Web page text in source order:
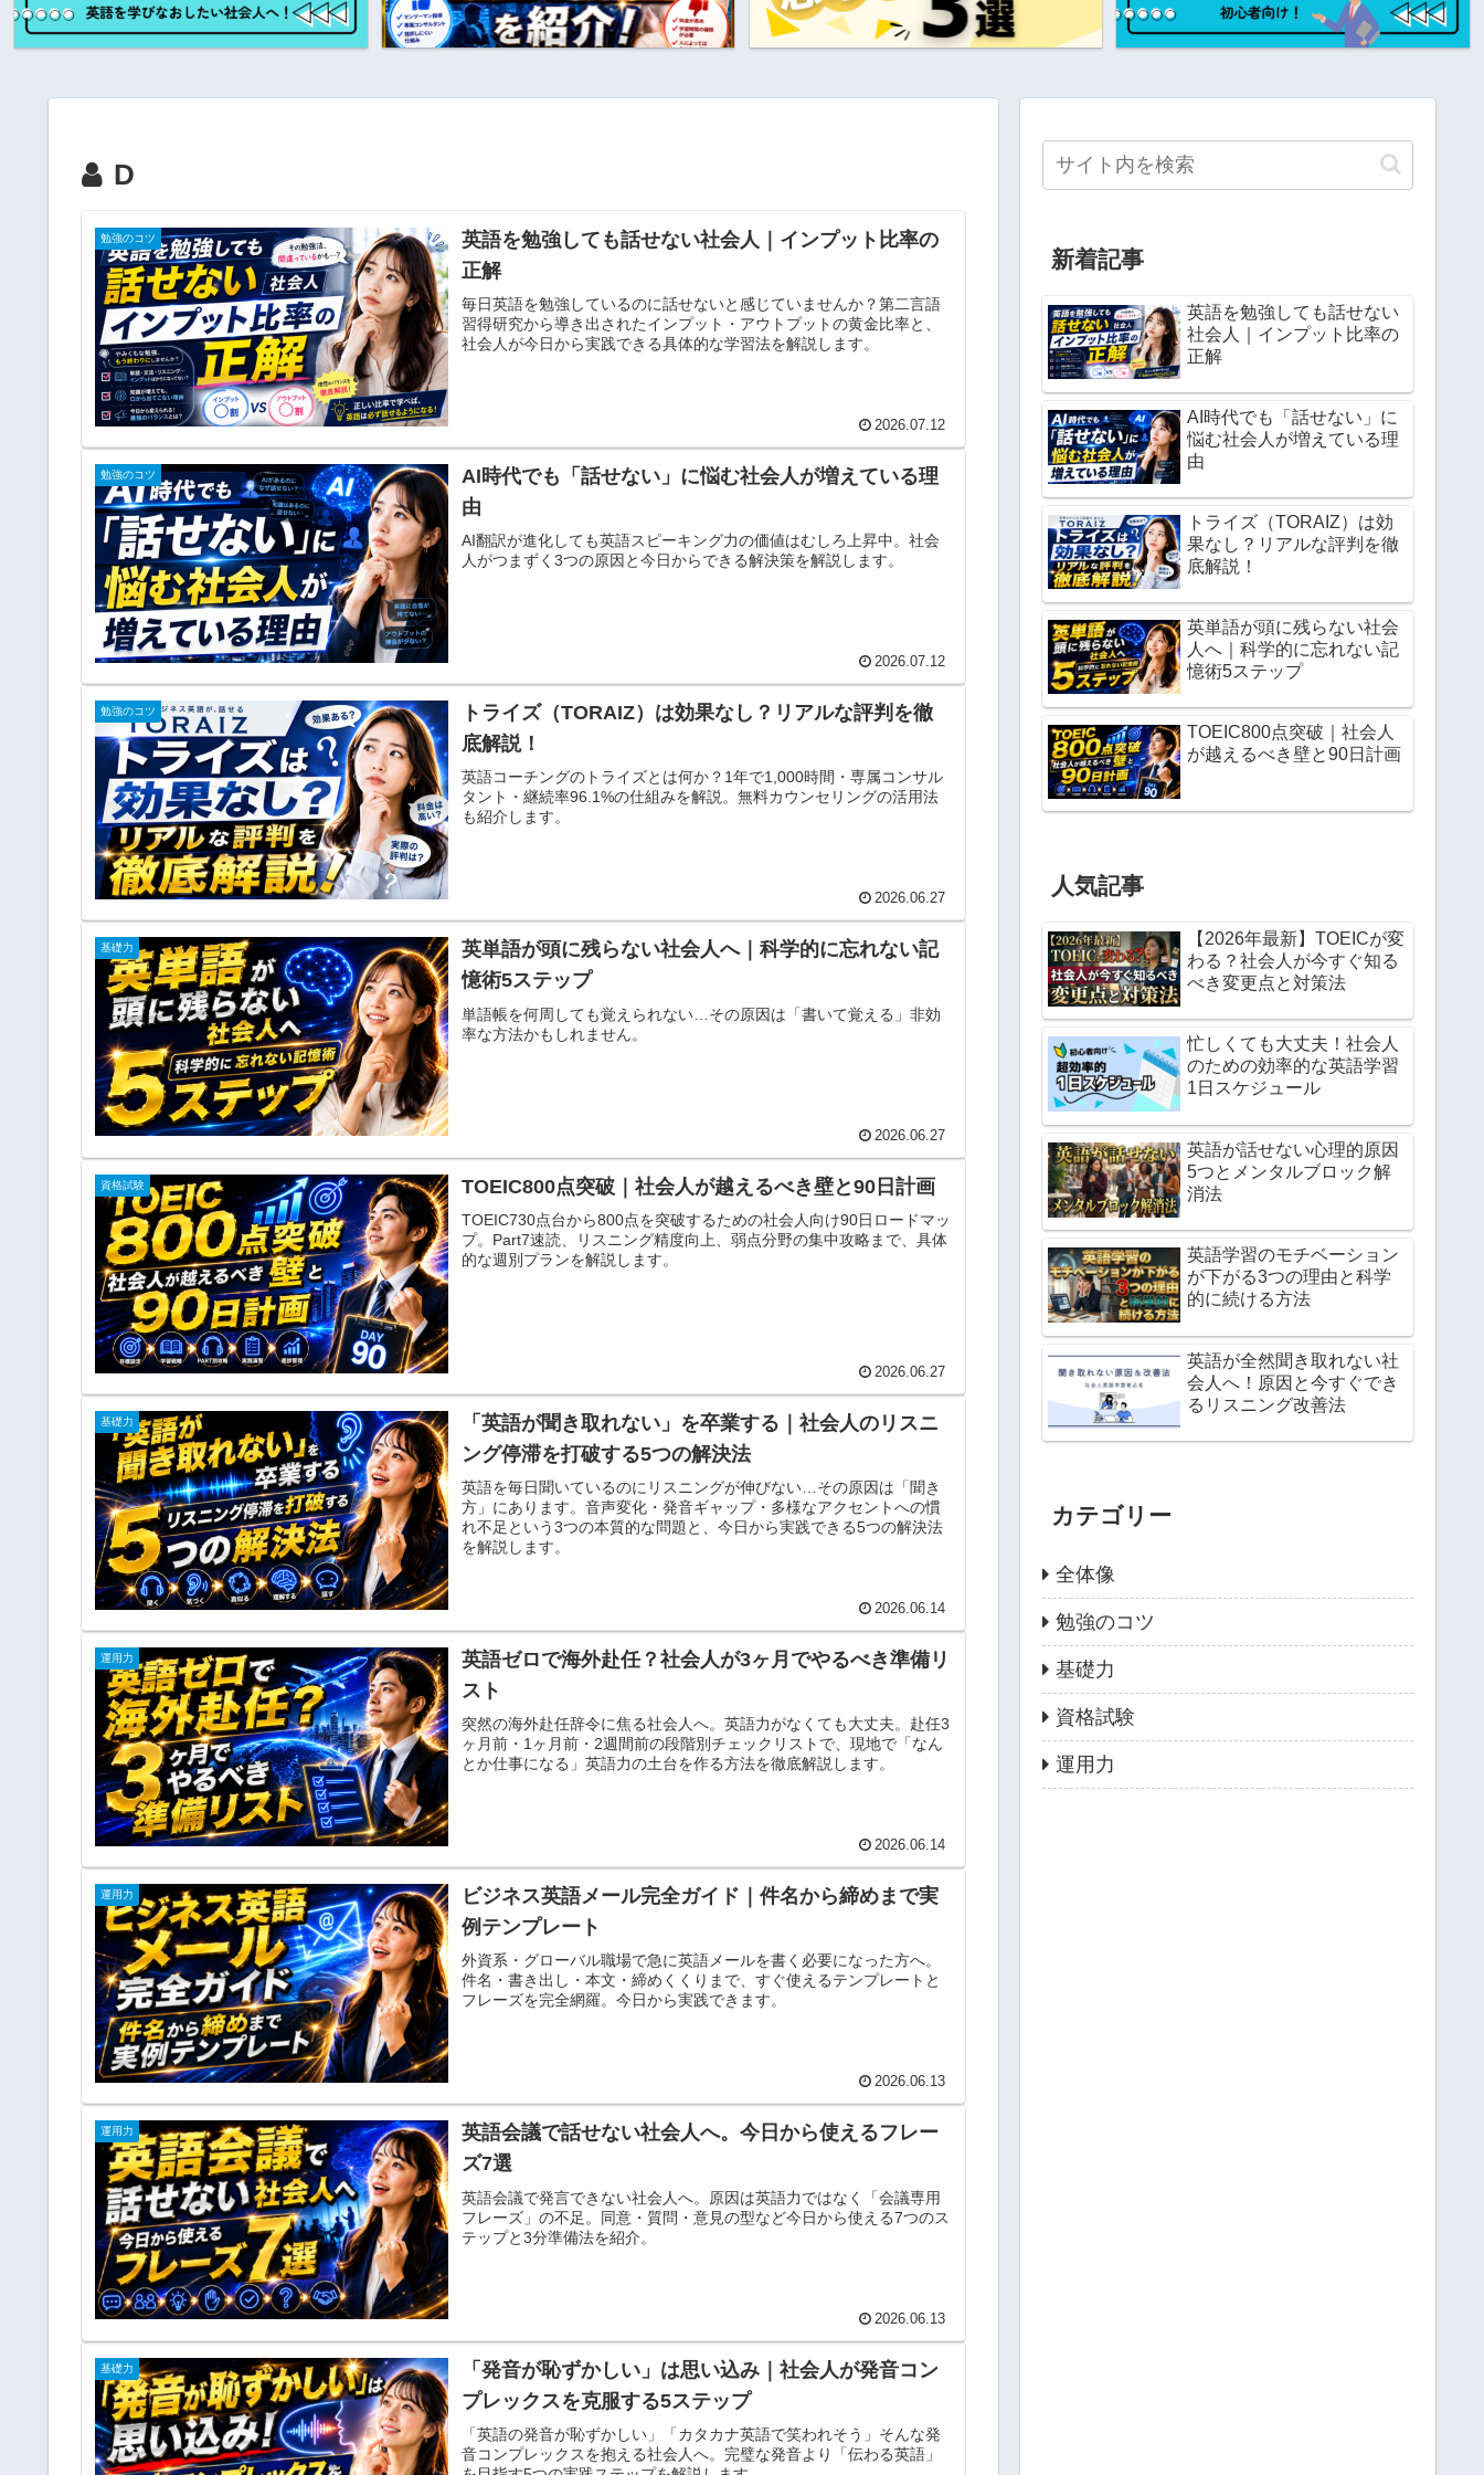
D
勉強のコツ
英語を勉強しても話せない社会人｜インプット比率の
正解
毎日英語を勉強しているのに話せないと感じていませんか？第二言語
習得研究から導き出されたインプット・アウトプットの黄金比率と、
社会人が今日から実践できる具体的な学習法を解説します。
2026.07.12
勉強のコツ
AI時代でも「話せない」に悩む社会人が増えている理
由
AI翻訳が進化しても英語スピーキング力の価値はむしろ上昇中。社会
人がつまずく3つの原因と今日からできる解決策を解説します。
2026.07.12
勉強のコツ
トライズ（TORAIZ）は効果なし？リアルな評判を徹
底解説！
英語コーチングのトライズとは何か？1年で1,000時間・専属コンサル
タント・継続率96.1%の仕組みを解説。無料カウンセリングの活用法
も紹介します。
2026.06.27
基礎力
英単語が頭に残らない社会人へ｜科学的に忘れない記
憶術5ステップ
単語帳を何周しても覚えられない…その原因は「書いて覚える」非効
率な方法かもしれません。
2026.06.27
資格試験 TOEIC800点突破｜社会人が越えるべき壁と90日計画
TOEIC730点台から800点を突破するための社会人向け90日ロードマッ
プ。Part7速読、リスニング精度向上、弱点分野の集中攻略まで、具体
的な週別プランを解説します。
2026.06.27
基礎力
「英語が聞き取れない」を卒業する｜社会人のリスニ
ング停滞を打破する5つの解決法
英語を毎日聞いているのにリスニングが伸びない…その原因は「聞き
方」にあります。音声変化・発音ギャップ・多様なアクセントへの慣
れ不足という3つの本質的な問題と、今日から実践できる5つの解決法
を解説します。
2026.06.14
運用力
英語ゼロで海外赴任？社会人が3ヶ月でやるべき準備リ
スト
突然の海外赴任辞令に焦る社会人へ。英語力がなくても大丈夫。赴任3
ヶ月前・1ヶ月前・2週間前の段階別チェックリストで、現地で「なん
とか仕事になる」英語力の土台を作る方法を徹底解説します。
2026.06.14
運用力
ビジネス英語メール完全ガイド｜件名から締めまで実
例テンプレート
外資系・グローバル職場で急に英語メールを書く必要になった方へ。
件名・書き出し・本文・締めくくりまで、すぐ使えるテンプレートと
フレーズを完全網羅。今日から実践できます。
2026.06.13
運用力
英語会議で話せない社会人へ。今日から使えるフレー
ズ7選
英語会議で発言できない社会人へ。原因は英語力ではなく「会議専用
フレーズ」の不足。同意・質問・意見の型など今日から使える7つのス
テップと3分準備法を紹介。
2026.06.13
基礎力
「発音が恥ずかしい」は思い込み｜社会人が発音コン
プレックスを克服する5ステップ
「英語の発音が恥ずかしい」「カタカナ英語で笑われそう」そんな発
音コンプレックスを抱える社会人へ。完璧な発音より「伝わる英語」
新着記事
英語を勉強しても話せない
社会人｜インプット比率の
正解
AI時代でも「話せない」に
悩む社会人が増えている理
由
トライズ（TORAIZ）は効
果なし？リアルな評判を徹
底解説！
英単語が頭に残らない社会
人へ｜科学的に忘れない記
憶術5ステップ
TOEIC800点突破｜社会人
が越えるべき壁と90日計画
人気記事
【2026年最新】TOEICが変
わる？社会人が今すぐ知る
べき変更点と対策法
忙しくても大丈夫！社会人
のための効率的な英語学習
1日スケジュール
英語が話せない心理的原因
5つとメンタルブロック解
消法
英語学習のモチベーション
が下がる3つの理由と科学
的に続ける方法
英語が全然聞き取れない社
会人へ！原因と今すぐでき
るリスニング改善法
カテゴリー
全体像
勉強のコツ
基礎力
資格試験
運用力